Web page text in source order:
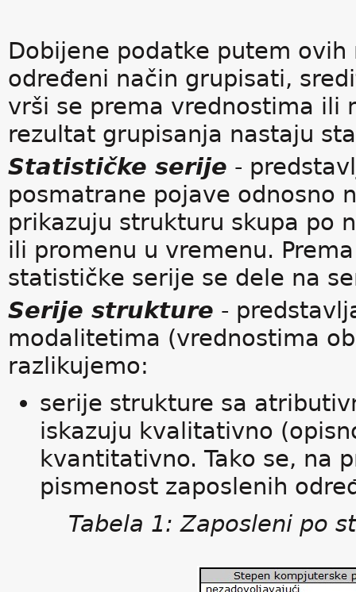
Dobijene podatke putem
određeni način grupisati,
vrši se prema vrednostima ili
rezultat grupisanja nastaju
Statističke serije -
posmatrane pojave odnosno
prikazuju strukturu skupa po
ili promenu u vremenu.
statističke serije se dele na
Serije strukture -
modalitetima (vrednostima
razlikujemo:
serije strukture sa
iskazuju kvalitativno
kvantitativno. Tako se, na
pismenost zaposlenih
Tabela 1: Zaposleni po